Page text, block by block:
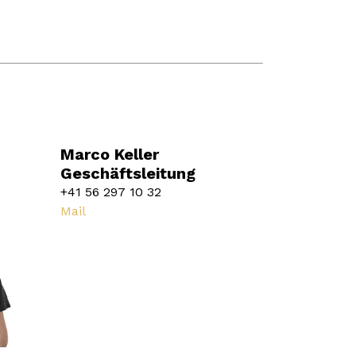
Marco Keller
Geschäftsleitung
+41 56 297 10 32
Mail